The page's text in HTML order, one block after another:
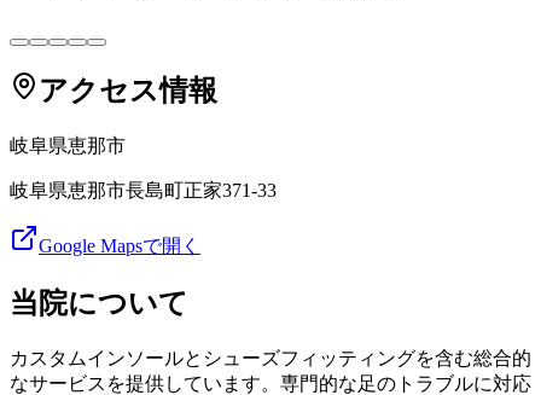
アクセス情報
岐阜県恵那市
岐阜県恵那市長島町正家371-33
Google Mapsで開く
当院について
カスタムインソールとシューズフィッティングを含む総合的
なサービスを提供しています。専門的な足のトラブルに対応